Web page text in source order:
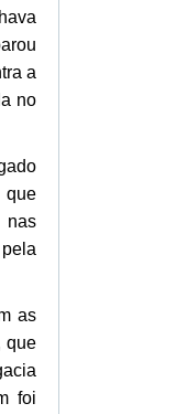
a
no
que
nas
as
que
foi